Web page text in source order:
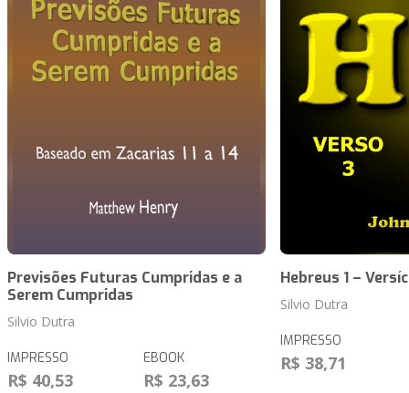
Previsões Futuras Cumpridas e a
Serem Cumpridas
Silvio Dutra
IMPRESSO
R$ 40,53
EBOOK
R$ 23,63
Hebreus 1 –
Silvio Dutra
IMPRESSO
R$ 38,71